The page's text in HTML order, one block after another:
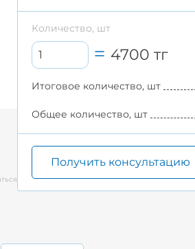
Количество, шт
4700 тг
Итоговое количество, шт
Общее количество, шт
Получить консультацию